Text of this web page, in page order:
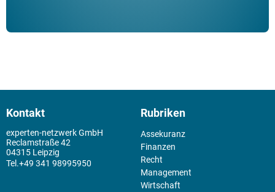
Kontakt
experten-netzwerk GmbH
Reclamstraße 42
04315 Leipzig
+49 341 98995950
Rubriken
Assekuranz
Finanzen
Recht
Management
Wirtschaft